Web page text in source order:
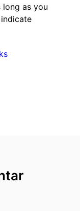
as you